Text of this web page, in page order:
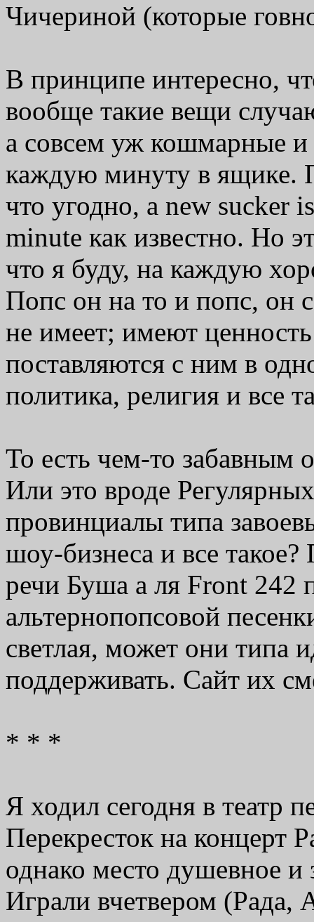
Чичериной (которые
В принципе интересно,
вообще такие вещи
а совсем уж кошмарные и
каждую минуту в ящике.
что угодно, a new sucker
minute как известно. Но
что я буду, на каждую
Попс он на то и попс, он
не имеет; имеют
поставляются с ним в
политика, религия и все
То есть чем-то забавным
Или это вроде
провинциалы типа
шоу-бизнеса и все
речи Буша а ля Front 242
альтернопопсовой
светлая, может они типа
поддерживать. Сайт их
* * *
Я ходил сегодня в театр
Перекресток на концерт
однако место душевное и
Играли вчетвером (Рада,